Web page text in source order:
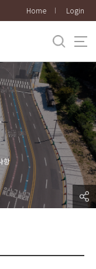
Home Login
항